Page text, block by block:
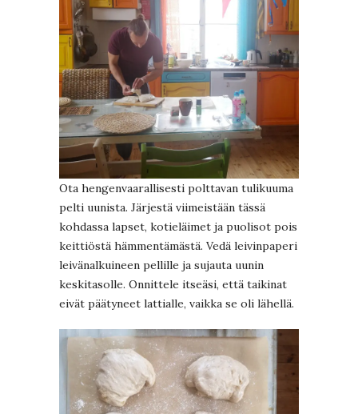
Ota hengenvaarallisesti polttavan tulikuuma
pelti uunista. Järjestä viimeistään tässä
kohdassa lapset, kotieläimet ja puolisot pois
keittiöstä hämmentämästä. Vedä leivinpaperi
leivänalkuineen pellille ja sujauta uunin
keskitasolle. Onnittele itseäsi, että taikinat
eivät päätyneet lattialle, vaikka se oli lähellä.